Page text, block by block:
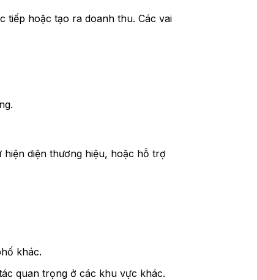
tiếp hoặc tạo ra doanh thu. Các vai
diện thương hiệu, hoặc hỗ trợ
khác.
quan trọng ở các khu vực khác.